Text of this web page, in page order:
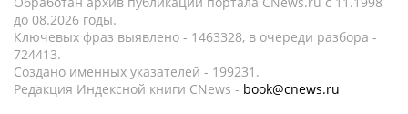
до 08.2026 годы.
Ключевых фраз выявлено - 1463328, в очереди разбора -
724413.
Создано именных указателей - 199231.
Редакция Индексной книги CNews - book@cnews.ru